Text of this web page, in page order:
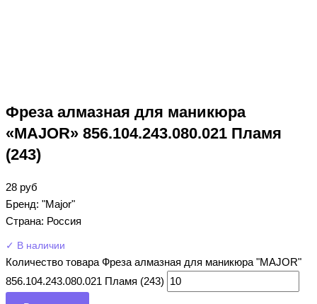
Фреза алмазная для маникюра
«MAJOR» 856.104.243.080.021 Пламя
(243)
28 руб
Бренд: "Major"
Страна: Россия
✓ В наличии
Количество товара Фреза алмазная для маникюра "MAJOR"
856.104.243.080.021 Пламя (243)